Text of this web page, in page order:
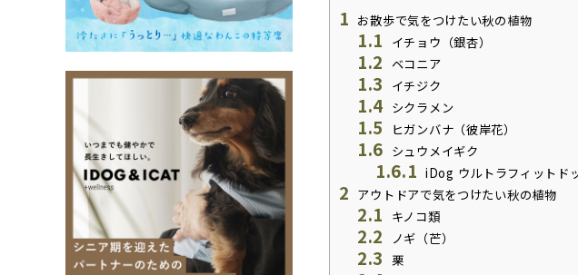
1 お散歩で気をつけたい秋の植物
1.1 イチョウ（銀杏）
1.2 ベコニア
1.3 イチジク
1.4 シクラメン
1.5 ヒガンバナ（彼岸花）
1.6 シュウメイギク
1.6.1 iDog ウルトラフィットド
2 アウトドアで気をつけたい秋の植物
2.1 キノコ類
2.2 ノギ（芒）
2.3 栗